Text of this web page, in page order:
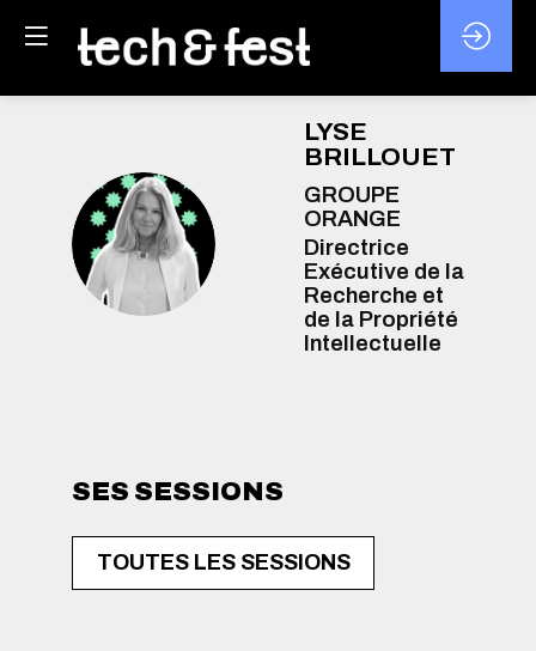
LB
LYSE
BRILLOUET
GROUPE
ORANGE
Directrice
Exécutive de la
Recherche et
de la Propriété
Intellectuelle
SES SESSIONS
TOUTES LES SESSIONS